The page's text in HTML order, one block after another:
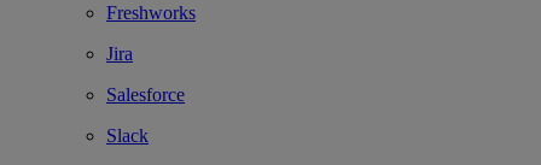
Freshworks
Jira
Salesforce
Slack